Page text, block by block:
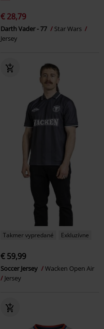
€ 28,79
Darth Vader - 77
Star Wars
Jersey
Takmer vypredané Exkluzívne
€ 59,99
Soccer Jersey
Wacken Open Air
Jersey